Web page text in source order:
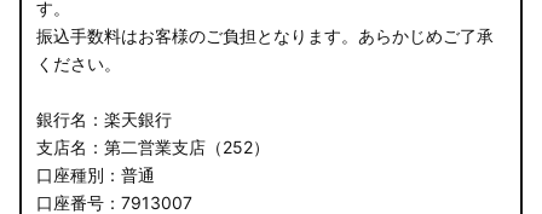
す。
振込手数料はお客様のご負担となります。あらかじめご了承
ください。
銀行名：楽天銀行
支店名：第二営業支店（252）
口座種別：普通
口座番号：7913007